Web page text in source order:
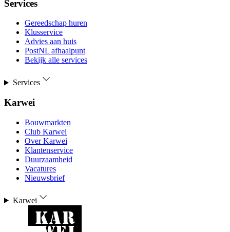
Services
Gereedschap huren
Klusservice
Advies aan huis
PostNL afhaalpunt
Bekijk alle services
Services
Karwei
Bouwmarkten
Club Karwei
Over Karwei
Klantenservice
Duurzaamheid
Vacatures
Nieuwsbrief
Karwei